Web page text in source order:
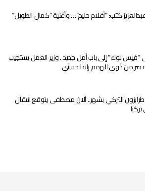
كتب: “أفلام حليم”… وأغنية “كمال الطويل”
“فيس بوك” إلى باب أمل جديد.. وزير العمل يستجيب
مصر من ذوي الهمم راندا حسني
طرابزون التركي بشهر.. آلان مصطفى يتوقع انتقال